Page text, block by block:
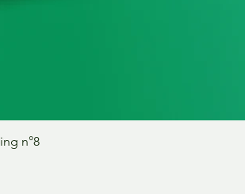
Vista rápida
n°8